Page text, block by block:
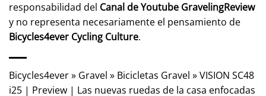
responsabilidad del Canal de Youtube GravelingReview
y no representa necesariamente el pensamiento de
Bicycles4ever Cycling Culture.
Bicycles4ever» Gravel » Bicicletas Gravel »VISION SC48
i25 | Preview | Las nuevas ruedas de la casa enfocadas